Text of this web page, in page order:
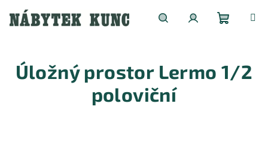
obsah
košík
Úložný prostor Lermo 1/2
poloviční